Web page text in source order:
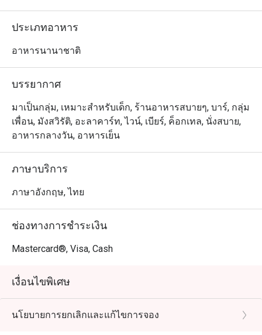
เพื่อความสดชื่นหรือนั่งเล่นริมสระน้ำพร้อมกับอาหารและ
เครื่องดื่มดับกระหาย
ประเภทอาหาร
อาหารนานาชาติ
บรรยากาศ
มาเป็นกลุ่ม, เหมาะสำหรับเด็ก, ร้านอาหารสบายๆ, บาร์, กลุ่ม
เพื่อน, มังสวิรัติ, อะลาคาร์ท, ไวน์, เบียร์, ค็อกเทล, นั่งสบาย,
อาหารกลางวัน, อาหารเย็น
ภาษาบริการ
ภาษาอังกฤษ, ไทย
ช่องทางการชำระเงิน
Mastercard®, Visa, Cash
เงื่อนไขพิเศษ
นโยบายการยกเลิกและแก้ไขการจอง